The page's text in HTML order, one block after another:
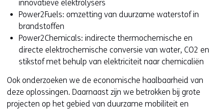
innovatieve elektrolysers
Power2Fuels: omzetting van duurzame waterstof in
brandstoffen
Power2Chemicals: indirecte thermochemische en
directe elektrochemische conversie van water, CO2 en
stikstof met behulp van elektriciteit naar chemicaliën
Ook onderzoeken we de economische haalbaarheid van
deze oplossingen. Daarnaast zijn we betrokken bij grote
projecten op het gebied van duurzame mobiliteit en